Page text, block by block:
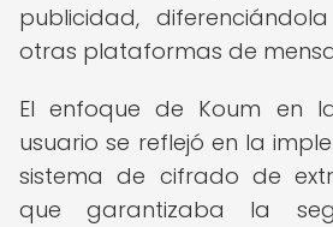
publicidad,
otras plataformas de
El enfoque de Koum en
usuario se reflejó en la
sistema de cifrado de
que garantizaba la